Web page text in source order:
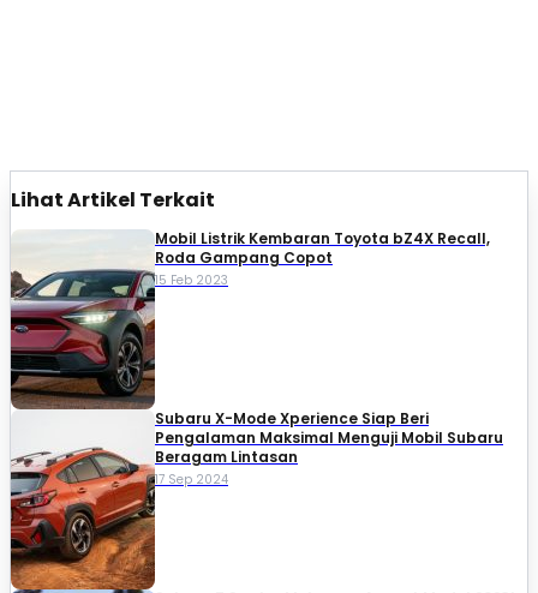
Lihat Artikel Terkait
Mobil Listrik Kembaran Toyota bZ4X Recall,
Roda Gampang Copot
15 Feb 2023
Subaru X-Mode Xperience Siap Beri
Pengalaman Maksimal Menguji Mobil Subaru
Beragam Lintasan
17 Sep 2024